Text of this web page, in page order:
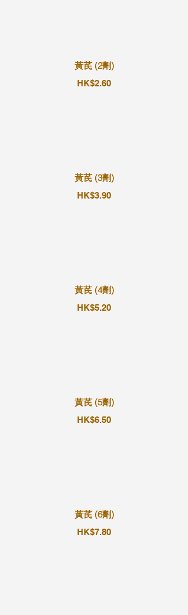
黃芪 (2劑)
HK$2.60
黃芪 (3劑)
HK$3.90
黃芪 (4劑)
HK$5.20
黃芪 (5劑)
HK$6.50
黃芪 (6劑)
HK$7.80